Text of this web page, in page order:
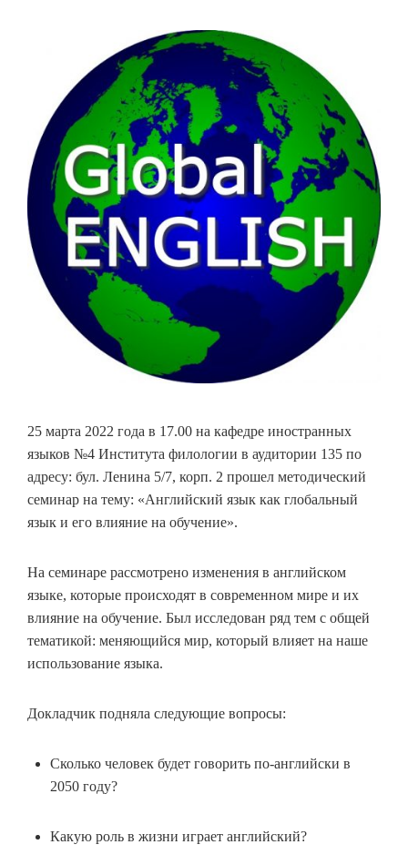
25 марта 2022 года в 17.00 на кафедре иностранных
языков №4 Института филологии в аудитории 135 по
адресу: бул. Ленина 5/7, корп. 2 прошел методический
семинар на тему: «Английский язык как глобальный
язык и его влияние на обучение».
На семинаре рассмотрено изменения в английском
языке, которые происходят в современном мире и их
влияние на обучение. Был исследован ряд тем с общей
тематикой: меняющийся мир, который влияет на наше
использование языка.
Докладчик подняла следующие вопросы:
Сколько человек будет говорить по-английски в
2050 году?
Какую роль в жизни играет английский?